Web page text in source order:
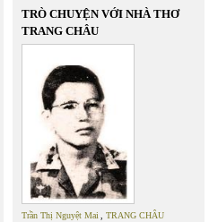
TRÒ CHUYỆN VỚI NHÀ THƠ
TRANG CHÂU
Trần Thị Nguyệt Mai TRANG CHÂU